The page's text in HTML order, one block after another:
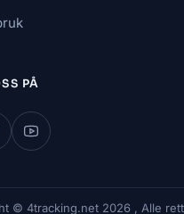
​​PÅ
© 4tracking.net 2026 , Alle